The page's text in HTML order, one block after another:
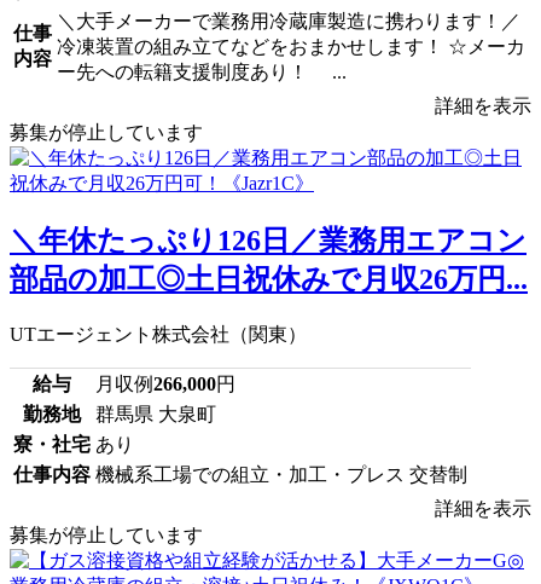
仕事
内容
＼大手メーカーで業務用冷蔵庫製造に携わります！／
冷凍装置の組み立てなどをおまかせします！ ☆メーカ
ー先への転籍支援制度あり！ ...
詳細を表示
募集が停止しています
＼年休たっぷり126日／業務用エアコン
部品の加工◎土日祝休みで月収26万円...
UTエージェント株式会社（関東）
給与 月収例266,000円
勤務地
群馬県 大泉町
寮・社宅 あり
仕事内容 機械系工場での組立・加工・プレス 交替制
詳細を表示
募集が停止しています